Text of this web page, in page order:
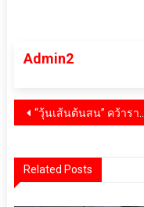
Admin2
แนะแนว
“วุ้นเส้นต้นสน” คว้ารางวัล “Marketeer No.1 Brand Thailand 2025” แบรนด์วุ้นเส้น ยอดนิยมอันดับ 1 ที่ครองใจผู้บริโภคทั่วประเทศ
Related Posts